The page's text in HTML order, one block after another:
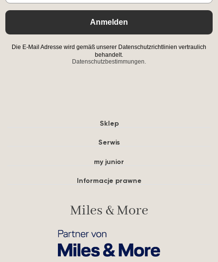
Anmelden
Die E-Mail Adresse wird gemäß unserer Datenschutzrichtlinien vertraulich
behandelt.
Datenschutzbestimmungen.
Sklep
Serwis
my junior
Informacje prawne
Miles & More